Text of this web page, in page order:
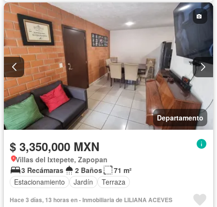
Vista panorámica
Departamento
$ 3,350,000 MXN
Villas del Ixtepete, Zapopan
3 Recámaras
2 Baños
71 m²
Estacionamiento
Jardín Terraza
Hace 3 días, 13 horas en - Inmobiliaria de LILIANA ACEVES